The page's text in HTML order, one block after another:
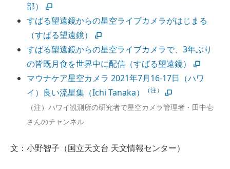
部）
すばる望遠鏡からの星空ライブカメラがはじまる
（すばる望遠鏡）
すばる望遠鏡からの星空ライブカメラで、3年ぶり
の皆既月食を世界中に配信（すばる望遠鏡）
マウナケア星空カメラ 2021年7月16-17日（ハワ
イ）良い流星集（Ichi Tanaka）
（注）
（注）ハワイ観測所の研究者で星空カメラ管理者・田中壱
さんのチャンネル
文：小野智子（国立天文台 天文情報センター）